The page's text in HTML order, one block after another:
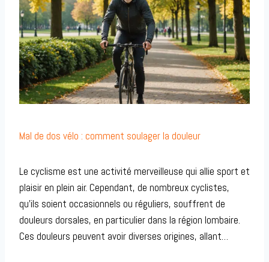
Mal de dos vélo : comment soulager la douleur
Le cyclisme est une activité merveilleuse qui allie sport et
plaisir en plein air. Cependant, de nombreux cyclistes,
qu’ils soient occasionnels ou réguliers, souffrent de
douleurs dorsales, en particulier dans la région lombaire.
Ces douleurs peuvent avoir diverses origines, allant…